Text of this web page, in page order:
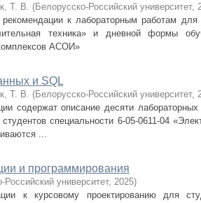
Т. В. (Белорусско-Российский университет,
к лабораторным работам
техника» и дневной формы
АСОИ»
и SQL
Т. В. (Белорусско-Российский университет,
содержат описание десяти
специальности 6-05-0611-04
...
и программирования
Российский университет, 2025)
к курсовому проектированию для